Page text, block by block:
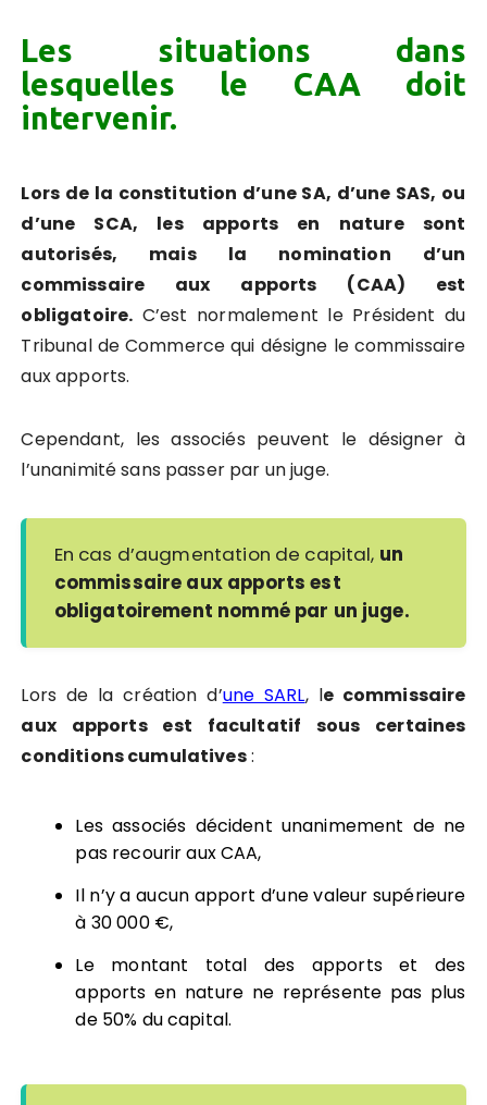
Les situations dans
lesquelles le CAA doit
intervenir.
Lors de la constitution d’une SA, d’une SAS, ou
d’une SCA, les apports en nature sont
autorisés, mais la nomination d’un
commissaire aux apports (CAA) est
obligatoire. C’est normalement le Président du
Tribunal de Commerce qui désigne le commissaire
aux apports.
Cependant, les associés peuvent le désigner à
l’unanimité sans passer par un juge.
En cas d’augmentation de capital, un
commissaire aux apports est
obligatoirement nommé par un juge.
Lors de la création d’une SARL, le commissaire
aux apports est facultatif sous certaines
conditions cumulatives:
Les associés décident unanimement de ne
pas recourir aux CAA,
Il n’y a aucun apport d’une valeur supérieure
à 30 000 €,
Le montant total des apports et des
apports en nature ne représente pas plus
de 50% du capital.